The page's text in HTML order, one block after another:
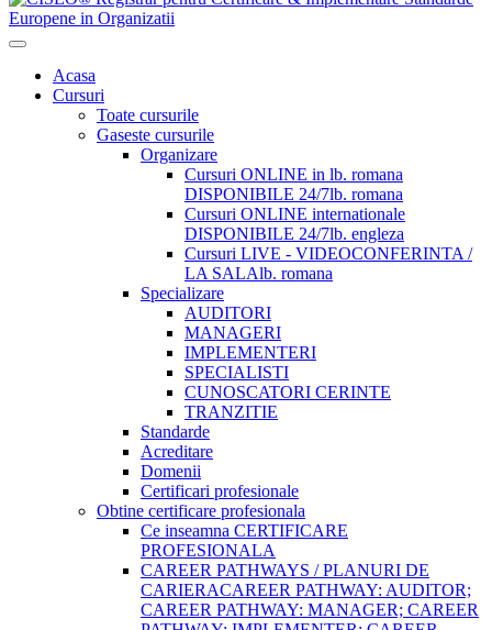
Acasa
Cursuri
Toate cursurile
Gaseste cursurile
Organizare
Cursuri ONLINE in lb. romana
DISPONIBILE 24/7lb. romana
Cursuri ONLINE internationale
DISPONIBILE 24/7lb. engleza
Cursuri LIVE - VIDEOCONFERINTA /
LA SALAlb. romana
Specializare
AUDITORI
MANAGERI
IMPLEMENTERI
SPECIALISTI
CUNOSCATORI CERINTE
TRANZITIE
Standarde
Acreditare
Domenii
Certificari profesionale
Obtine certificare profesionala
Ce inseamna CERTIFICARE
PROFESIONALA
CAREER PATHWAYS / PLANURI DE
CARIERACAREER PATHWAY: AUDITOR;
CAREER PATHWAY: MANAGER; CAREER